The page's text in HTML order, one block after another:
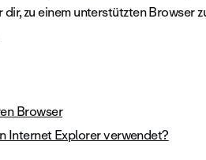
zu einem unterstützten Browser
Browser
Internet Explorer verwendet?